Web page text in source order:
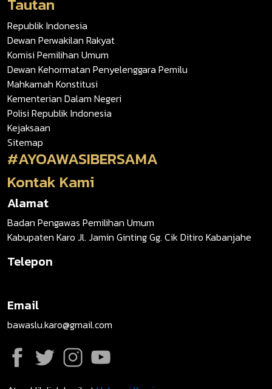
Republik Indonesia
Dewan Perwakilan Rakyat
Komisi Pemilihan Umum
Dewan Kehormatan Penyelenggara Pemilu
Mahkamah Konstitusi
Kementerian Dalam Negeri
Polisi Republik Indonesia
Kejaksaan
Sitemap
#AYOAWASIBERSAMA
Kontak Kami
Alamat
Badan Pengawas Pemilihan Umum
Kabupaten Karo Jl. Jamin Ginting Gg. Cik Ditiro Kabanjahe
Telepon
Email
bawaslu.karo@gmail.com